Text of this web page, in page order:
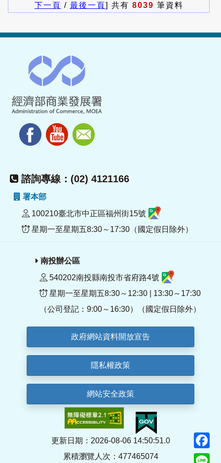
下一頁 / 最後一頁] 共有 8039 筆資料
諮詢專線：(02) 4121166
署本部
100210臺北市中正區福州街15號
星期一至星期五8:30～17:30（國定假日除外）
南投辦公區
540202南投縣南投市省府路4號
星期一至星期五8:30～12:30 | 13:30～17:30
（公司登記：9:00～16:30）（國定假日除外）
政府網站資料開放宣告
隱私權政策
網站安全政策
更新日期：2026-08-06 14:50:51.0
累積瀏覽人次：477465074